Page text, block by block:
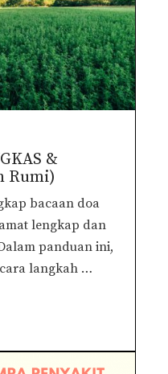
&
Rumi)
bacaan doa
lengkap dan
panduan ini,
langkah …